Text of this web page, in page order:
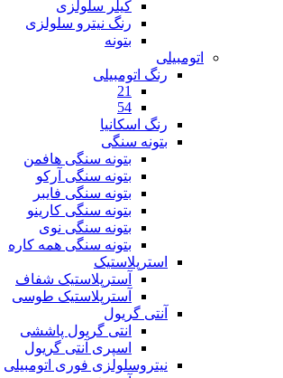
کیلر سلولزی
رنگ نیترو سلولزی
بتونه
اتومبیلی
رنگ اتومبیلی
21
54
رنگ اسکانیا
بتونه سنگی
بتونه سنگی هافمن
بتونه سنگی آرکو
بتونه سنگی فایبر
بتونه سنگی کارینو
بتونه سنگی نوی
بتونه سنگی همه کاره
استرپلاستیک
آسترپلاستیک شفاف
آسترپلاستیک طوسی
آنتی گریول
انتی گریول پاششی
اسپری آنتی گریول
نیتروسلولزی فوری اتومبیلی